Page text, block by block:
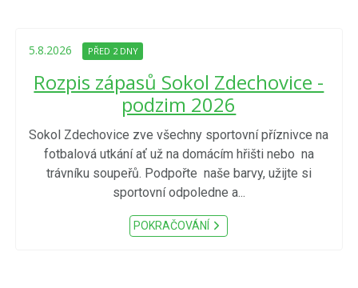
5.8.2026 PŘED 2 DNY
Rozpis zápasů Sokol Zdechovice -
podzim 2026
Sokol Zdechovice zve všechny sportovní příznivce na
fotbalová utkání ať už na domácím hřišti nebo na
trávníku soupeřů. Podpořte naše barvy, užijte si
sportovní odpoledne a...
POKRAČOVÁNÍ